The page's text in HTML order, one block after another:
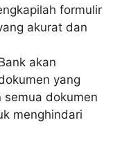
formulir
akurat dan
akan
yang
semua dokumen
menghindari